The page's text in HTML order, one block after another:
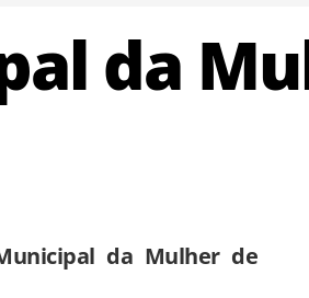
da
da Mulher de